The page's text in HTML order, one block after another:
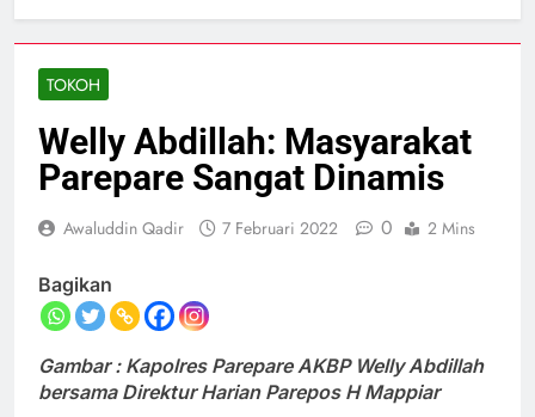
TOKOH
Welly Abdillah: Masyarakat
Parepare Sangat Dinamis
Awaluddin Qadir 7 Februari 2022 0 2 Mins
Bagikan
Gambar : Kapolres Parepare AKBP Welly Abdillah
bersama Direktur Harian Parepos H Mappiar